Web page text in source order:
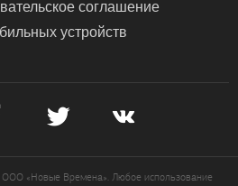
соглашение
устройств
«Новые Времена». Любое использование